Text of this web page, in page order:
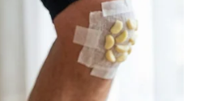
is the secret to feeling